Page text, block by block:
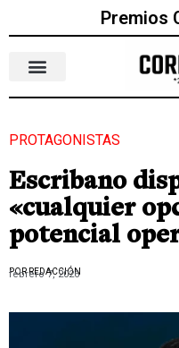
Premios
PROTAGONISTAS
Escribano
«cualquier
potencial
POR REDACCIÓN
febrero 7, 2026